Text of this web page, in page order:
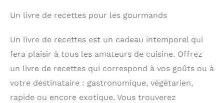
Un livre de recettes pour les gourmands
Un livre de recettes est un cadeau intemporel qui
fera plaisir à tous les amateurs de cuisine. Offrez
un livre de recettes qui correspond à vos goûts ou à
votre destinataire : gastronomique, végétarien,
rapide ou encore exotique. Vous trouverez